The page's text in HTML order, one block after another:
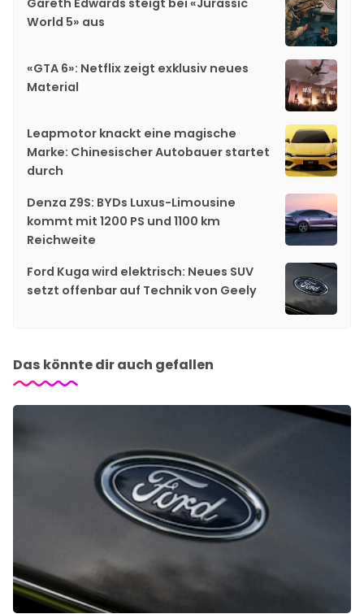
World 5» aus
«GTA 6»: Netflix zeigt exklusiv neues
Material
Leapmotor knackt eine magische
Marke: Chinesischer Autobauer startet
durch
Denza Z9S: BYDs Luxus-Limousine
kommt mit 1200 PS und 1100 km
Reichweite
Ford Kuga wird elektrisch: Neues SUV
setzt offenbar auf Technik von Geely
Das könnte dir auch gefallen